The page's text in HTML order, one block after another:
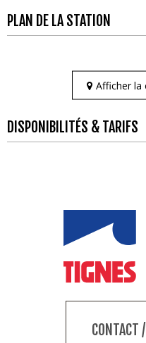
PLAN DE LA STATION
Afficher la
DISPONIBILITÉS & TARIFS
CONTACT